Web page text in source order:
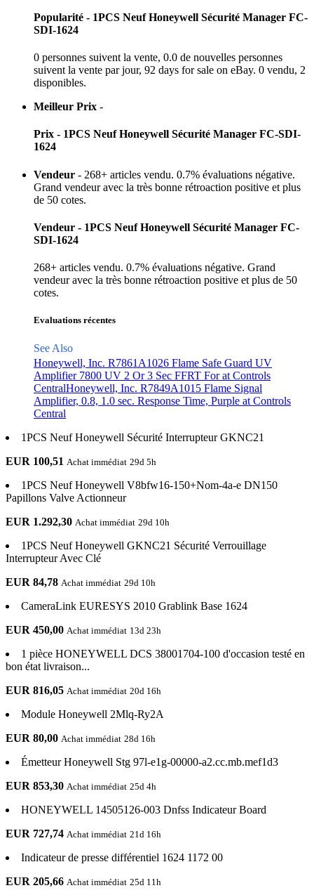
Popularité - 1PCS Neuf Honeywell Sécurité Manager FC-
SDI-1624
0 personnes suivent la vente, 0.0 de nouvelles personnes
suivent la vente par jour, 92 days for sale on eBay. 0 vendu, 2
disponibles.
Meilleur Prix -
Prix - 1PCS Neuf Honeywell Sécurité Manager FC-SDI-
1624
Vendeur - 268+ articles vendu. 0.7% évaluations négative.
Grand vendeur avec la très bonne rétroaction positive et plus
de 50 cotes.
Vendeur - 1PCS Neuf Honeywell Sécurité Manager FC-
SDI-1624
268+ articles vendu. 0.7% évaluations négative. Grand
vendeur avec la très bonne rétroaction positive et plus de 50
cotes.
Evaluations récentes
See Also
Honeywell, Inc. R7861A1026 Flame Safe Guard UV
Amplifier 7800 UV 2 Or 3 Sec FFRT For at Controls
CentralHoneywell, Inc. R7849A1015 Flame Signal
Amplifier, 0.8, 1.0 sec. Response Time, Purple at Controls
Central
1PCS Neuf Honeywell Sécurité Interrupteur GKNC21
EUR 100,51 Achat immédiat 29d 5h
1PCS Neuf Honeywell V8bfw16-150+Nom-4a-e DN150
Papillons Valve Actionneur
EUR 1.292,30 Achat immédiat 29d 10h
1PCS Neuf Honeywell GKNC21 Sécurité Verrouillage
Interrupteur Avec Clé
EUR 84,78 Achat immédiat 29d 10h
CameraLink EURESYS 2010 Grablink Base 1624
EUR 450,00 Achat immédiat 13d 23h
1 pièce HONEYWELL DCS 38001704-100 d'occasion testé en
bon état livraison...
EUR 816,05 Achat immédiat 20d 16h
Module Honeywell 2Mlq-Ry2A
EUR 80,00 Achat immédiat 28d 16h
Émetteur Honeywell Stg 97l-e1g-00000-a2.cc.mb.mef1d3
EUR 853,30 Achat immédiat 25d 4h
HONEYWELL 14505126-003 Dnfss Indicateur Board
EUR 727,74 Achat immédiat 21d 16h
Indicateur de presse différentiel 1624 1172 00
EUR 205,66 Achat immédiat 25d 11h